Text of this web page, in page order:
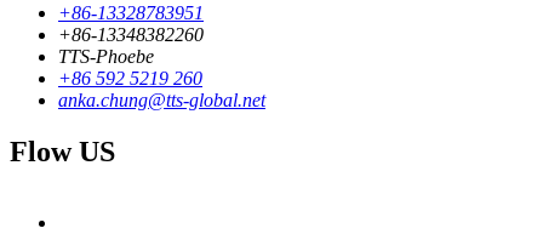
+86-13328783951
+86-13348382260
TTS-Phoebe
+86 592 5219 260
anka.chung@tts-global.net
Flow US